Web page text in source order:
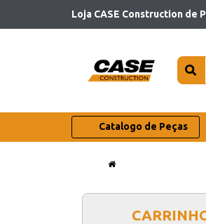
Loja CASE Construction de
Catalogo de Peças